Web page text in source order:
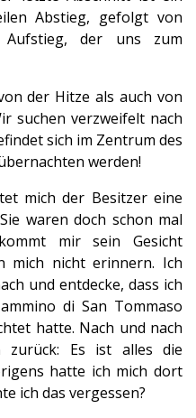
Abstieg, gefolgt von
Aufstieg, der uns zum
der Hitze als auch von
suchen verzweifelt nach
sich im Zentrum des
werden!
mich der Besitzer eine
waren doch schon mal
mir sein Gesicht
mich nicht erinnern. Ich
und entdecke, dass ich
di San Tommaso
hatte. Nach und nach
zurück: Es ist alles die
hatte ich mich dort
ich das vergessen?